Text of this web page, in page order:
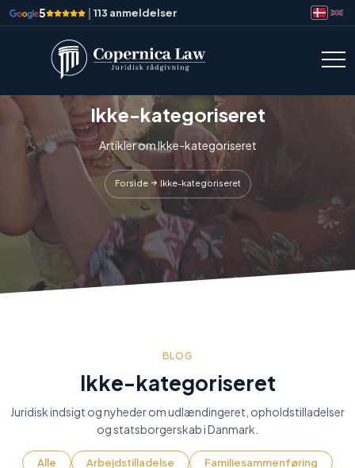
5 | 113 anmeldelser
Ikke-kategoriseret
Artikler om Ikke-kategoriseret
Forside Ikke-kategoriseret
BLOG
Ikke-kategoriseret
Juridisk indsigt og nyheder om udlændingeret, opholdstilladelser
og statsborgerskab i Danmark.
Alle Arbejdstilladelse
Familiesammenføring